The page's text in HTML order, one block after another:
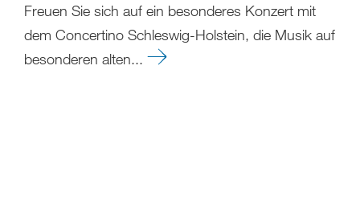
Freuen Sie sich auf ein besonderes Konzert mit
dem Concertino Schleswig-Holstein, die Musik auf
besonderen alten...